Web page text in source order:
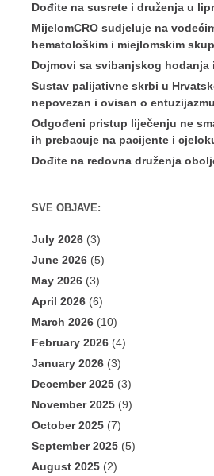
Dođite na susrete i druženja u
MijelomCRO sudjeluje na
hematološkim i miejlomskim
Dojmovi sa svibanjskog hodanja
Sustav palijativne skrbi u
nepovezan i ovisan o
Odgođeni pristup liječenju ne
ih prebacuje na pacijente i
Dođite na redovna druženja
SVE OBJAVE:
July 2026 (3)
June 2026 (5)
May 2026 (3)
April 2026 (6)
March 2026 (10)
February 2026 (4)
January 2026 (3)
December 2025 (3)
November 2025 (9)
October 2025 (7)
September 2025 (5)
August 2025 (2)